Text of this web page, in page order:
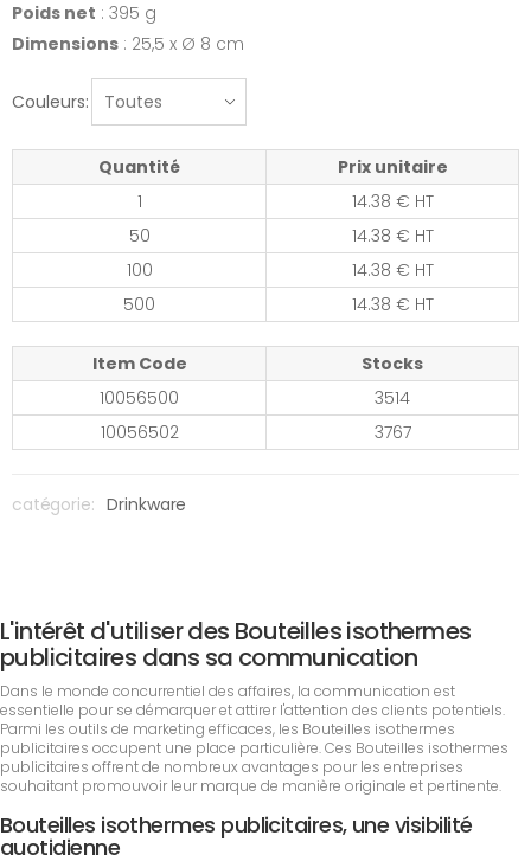
Poids net : 395 g
Dimensions : 25,5 x Ø 8 cm
Couleurs:
Quantité
Prix unitaire
1
14.38 € HT
50
14.38 € HT
100
14.38 € HT
500
14.38 € HT
Item Code
Stocks
10056500
3514
10056502
3767
catégorie: Drinkware
L'intérêt d'utiliser des Bouteilles isothermes
publicitaires dans sa communication
Dans le monde concurrentiel des affaires, la communication est
essentielle pour se démarquer et attirer l'attention des clients potentiels.
Parmi les outils de marketing efficaces, les Bouteilles isothermes
publicitaires occupent une place particulière. Ces Bouteilles isothermes
publicitaires offrent de nombreux avantages pour les entreprises
souhaitant promouvoir leur marque de manière originale et pertinente.
Bouteilles isothermes publicitaires, une visibilité
quotidienne